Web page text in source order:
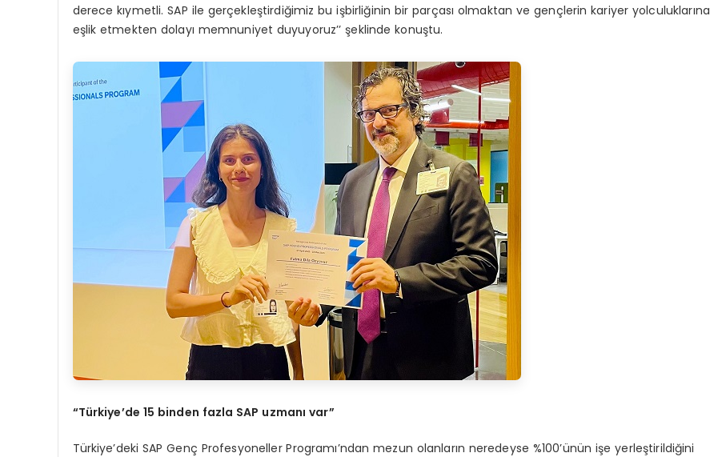
derece kıymetli. SAP ile gerçekleştirdiğimiz bu işbirliğinin bir parçası olmaktan ve gençlerin kariyer yolculuklarına
eşlik etmekten dolayı memnuniyet duyuyoruz’’ şeklinde konuştu.
“Türkiye’de 15 binden fazla SAP uzmanı var”
Türkiye’deki SAP Genç Profesyoneller Programı’ndan mezun olanların neredeyse %100’ünün işe yerleştirildiğini